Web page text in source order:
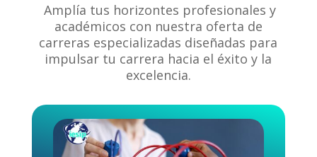
Amplía tus horizontes profesionales y
académicos con nuestra oferta de
carreras especializadas diseñadas para
impulsar tu carrera hacia el éxito y la
excelencia.